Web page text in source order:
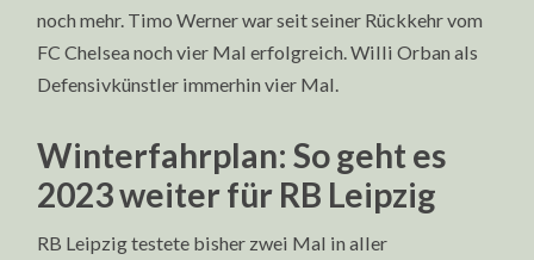
noch mehr. Timo Werner war seit seiner Rückkehr vom
FC Chelsea noch vier Mal erfolgreich. Willi Orban als
Defensivkünstler immerhin vier Mal.
Winterfahrplan: So geht es
2023 weiter für RB Leipzig
RB Leipzig testete bisher zwei Mal in aller